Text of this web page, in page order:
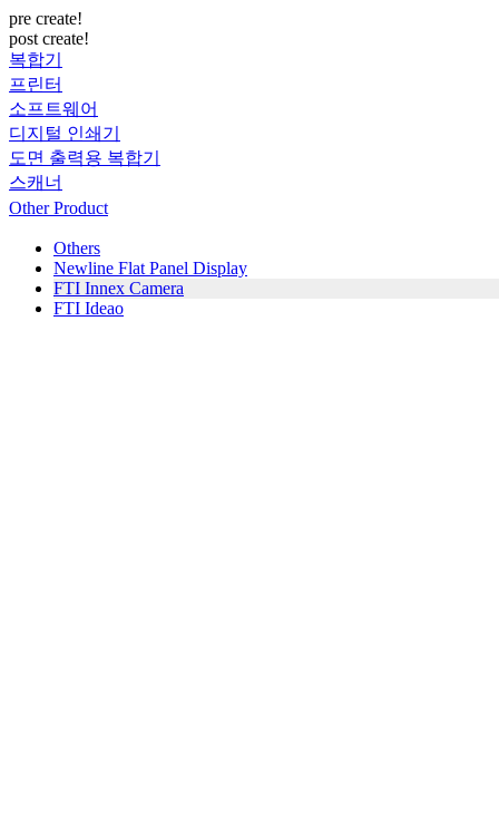
pre create!
post create!
복합기
프린터
소프트웨어
디지털 인쇄기
도면 출력용 복합기
스캐너
Other Product
Others
Newline Flat Panel Display
FTI Innex Camera
FTI Ideao